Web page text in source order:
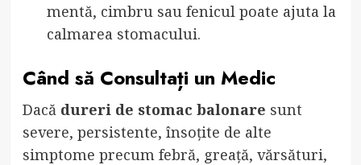
mentă, cimbru sau fenicul poate ajuta la
calmarea stomacului.
Când să Consultați un Medic
Dacă dureri de stomac balonare sunt
severe, persistente, însoțite de alte
simptome precum febră, greață, vărsături,